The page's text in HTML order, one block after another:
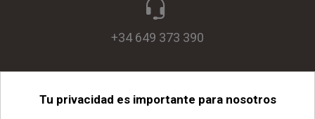
+34 649 373 390
info@usopack.com
Tu privacidad es importante para nosotros